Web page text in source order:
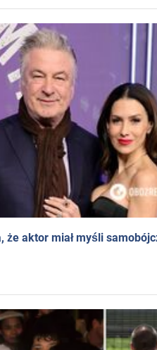
że aktor miał myśli